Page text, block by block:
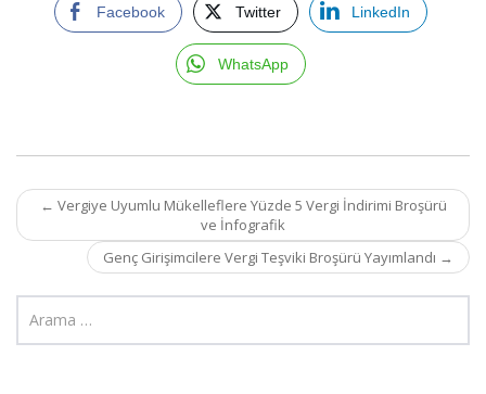
Facebook Twitter LinkedIn
WhatsApp
Post
navigation
← Vergiye Uyumlu Mükelleflere Yüzde 5 Vergi İndirimi Broşürü
ve İnfografik
Genç Girişimcilere Vergi Teşviki Broşürü Yayımlandı →